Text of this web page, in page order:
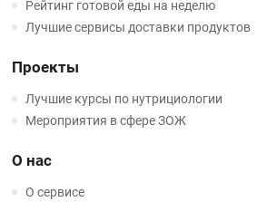
Рейтинг готовой еды на неделю
Лучшие сервисы доставки продуктов
Проекты
Лучшие курсы по нутрициологии
Мероприятия в сфере ЗОЖ
О нас
О сервисе